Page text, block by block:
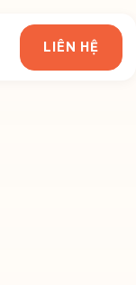
LIÊN HỆ